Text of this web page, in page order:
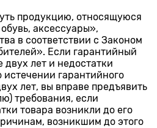
продукцию, относящуюся
аксессуары»,
в соответствии с Законом
Если гарантийный
двух лет и недостатки
гарантийного
лет, вы вправе предъявить
требования, если
товара возникли до его
возникшим до этого